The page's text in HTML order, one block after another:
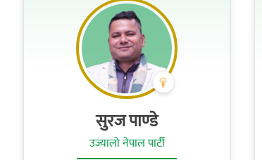
सुरज पाण्‍डे
उज्यालो नेपाल पार्टी